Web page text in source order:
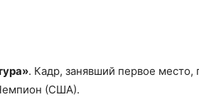
. Кадр, занявший первое место,
(США).